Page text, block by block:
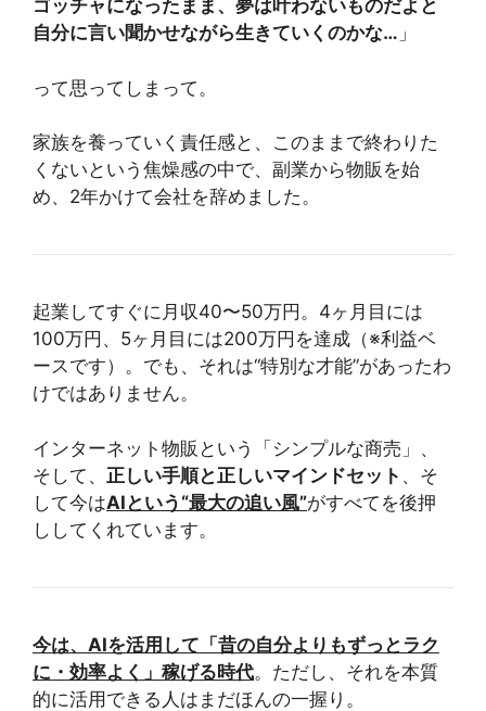
ゴッチャになったまま、夢は叶わないものだよと
自分に言い聞かせながら生きていくのかな… 」
って思ってしまって。
家族を養っていく責任感と、このままで終わりた
くないという焦燥感の中で、副業から物販を始
め、2年かけて会社を辞めました。
起業してすぐに月収40〜50万円。4ヶ月目には
100万円、5ヶ月目には200万円を達成（※利益ベ
ースです）。でも、それは“特別な才能”があったわ
けではありません。
インターネット物販という「シンプルな商売」、
そして、 正しい手順と正しいマインドセット 、そ
して今はAIという“最大の追い風”がすべてを後押
ししてくれています。
今は、AIを活用して「昔の自分よりもずっとラク
に・効率よく」稼げる時代。ただし、それを本質
的に活用できる人はまだほんの一握り。